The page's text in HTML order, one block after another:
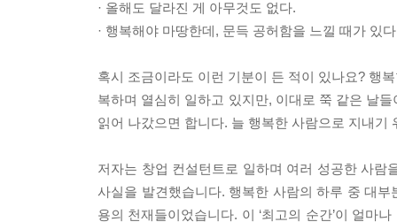
· 올해도 달라진 게 아무것도 없다.
· 행복해야 마땅한데, 문득 공허함을 느낄 때가 있
혹시 조금이라도 이런 기분이 든 적이 있나요? 행
복하며 열심히 일하고 있지만, 이대로 쭉 같은 날
읽어 나갔으면 합니다. 늘 행복한 사람으로 지내기
저자는 창업 컨설턴트로 일하며 여러 성공한 사
사실을 발견했습니다. 행복한 사람의 하루 중 대
용의 천재들이었습니다. 이 ‘최고의 순간’이 얼마